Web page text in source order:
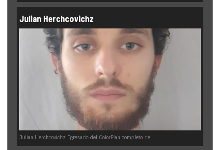
Julian Herchcovichz
Julian Herchcovichz Egresado del ColorPlan completo del...